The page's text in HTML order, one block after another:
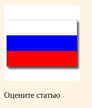
Оцените статью